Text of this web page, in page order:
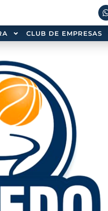
CLUB DE EMPRESAS